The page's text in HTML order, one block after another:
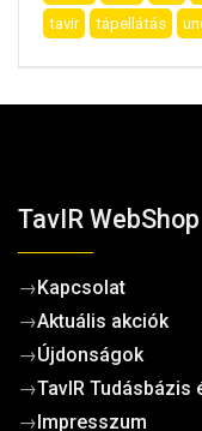
tavir
tápellátás
TavIR WebShop
→Kapcsolat
→Aktuális akciók
→Újdonságok
→TavIR Tudásbázis
→Impresszum